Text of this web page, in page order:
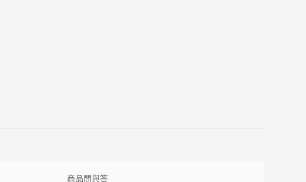
商品問與答